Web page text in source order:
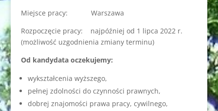
Miejsce pracy: Warszawa
Rozpoczęcie pracy: najpóźniej od 1 lipca 2022 r.
(możliwość uzgodnienia zmiany terminu)
Od kandydata oczekujemy:
wykształcenia wyższego,
pełnej zdolności do czynności prawnych,
dobrej znajomości prawa pracy, cywilnego,